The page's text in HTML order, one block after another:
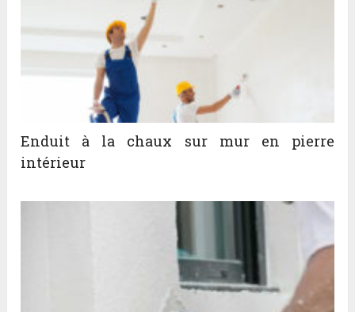
Enduit à la chaux sur mur en pierre
intérieur